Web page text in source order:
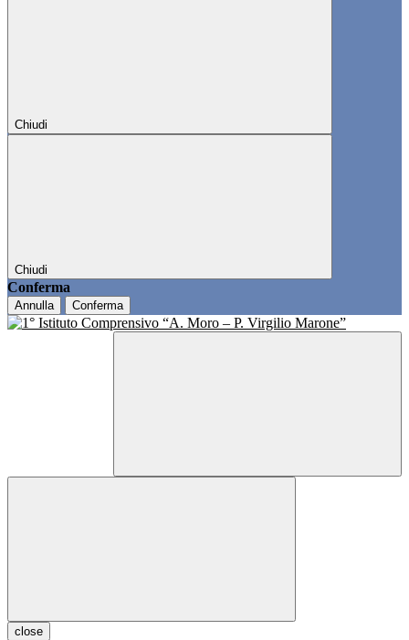
Chiudi
Chiudi
Conferma
Annulla Conferma
close